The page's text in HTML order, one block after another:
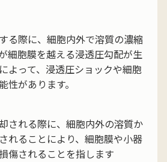
る際に、細胞内外で溶質の濃縮
細胞膜を越える浸透圧勾配が生
よって、浸透圧ショックや細胞
性があります。
される際に、細胞内外の溶質か
れることにより、細胞膜や小器
傷されることを指します